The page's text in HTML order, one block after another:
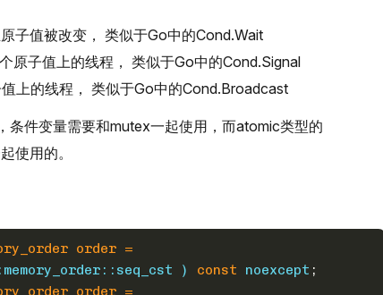
子值被改变， 类似于Go中的Cond.Wait
原子值上的线程， 类似于Go中的Cond.Signal
上的线程， 类似于Go中的Cond.Broadcast
件变量需要和mutex一起使用，而atomic类型的
使用的。
order =
)
const noexcept ;
order =